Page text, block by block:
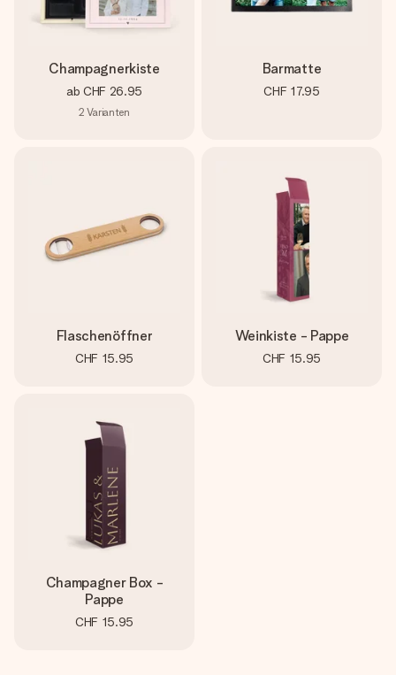
Champagnerkiste
ab CHF 26.95
2 Varianten
Barmatte
CHF 17.95
Flaschenöffner
CHF 15.95
Weinkiste - Pappe
CHF 15.95
Champagner Box -
Pappe
CHF 15.95